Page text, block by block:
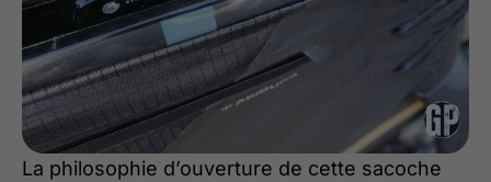
La philosophie d’ouverture de cette sacoche